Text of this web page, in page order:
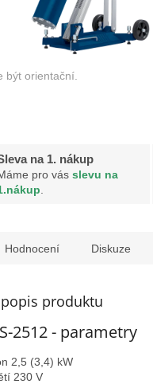
na 1. nákup
pro vás slevu na
.
Hodnocení Diskuze
produktu
2512 - parametry
2,5 (3,4) kW
230 V